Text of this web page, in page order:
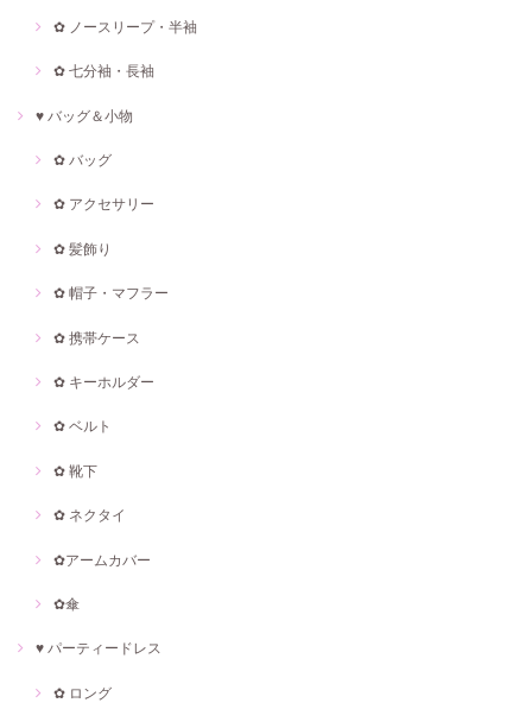
✿ ノースリープ・半袖
✿ 七分袖・長袖
♥ バッグ＆小物
✿ バッグ
✿ アクセサリー
✿ 髪飾り
✿ 帽子・マフラー
✿ 携帯ケース
✿ キーホルダー
✿ ベルト
✿ 靴下
✿ ネクタイ
✿アームカバー
✿傘
♥ パーティードレス
✿ ロング